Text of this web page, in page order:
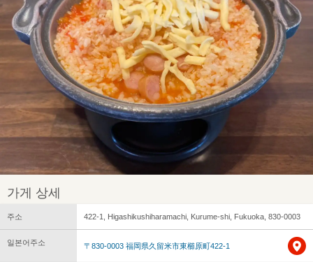
가게 상세
주소 422-1, Higashikushiharamachi, Kurume-shi, Fukuoka, 830-0003
일본어주소 〒830-0003 福岡県久留米市東櫛原町422-1